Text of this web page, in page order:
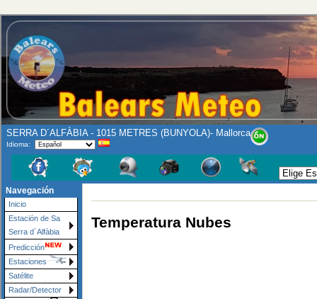
SERRA D´ALFÀBIA - 1015 METRES (BUNYOLA)- Mallorca
Idioma:
Navegación
Inicio
Estación de Sa
Serra d´Alfàbia
Predicción
Estaciones
Satélite
Radar/Detector
Temperatura Nubes